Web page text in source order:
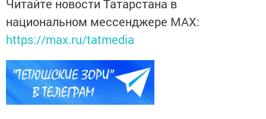
Читайте новости Татарстана в
национальном мессенджере MАХ:
https://max.ru/tatmedia